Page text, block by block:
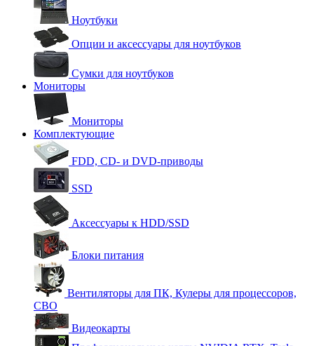
Ноутбуки
Опции и аксессуары для ноутбуков
Сумки для ноутбуков
Мониторы
Мониторы
Комплектующие
FDD, CD- и DVD-приводы
SSD
Аксессуары к HDD/SSD
Блоки питания
Вентиляторы для ПК, Кулеры для процессоров,
СВО
Видеокарты